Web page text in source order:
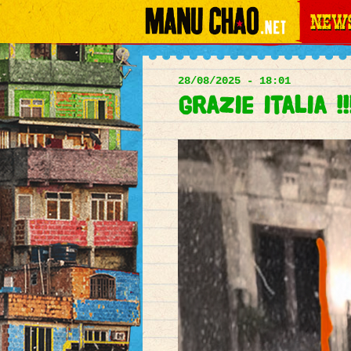
Main
menu
News
28/08/2025 - 18:01
grazie italia